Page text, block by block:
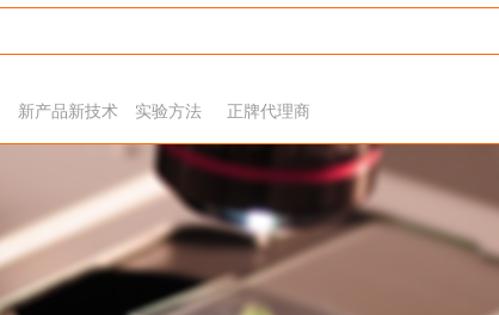
新产品新技术 实验方法 正牌代理商